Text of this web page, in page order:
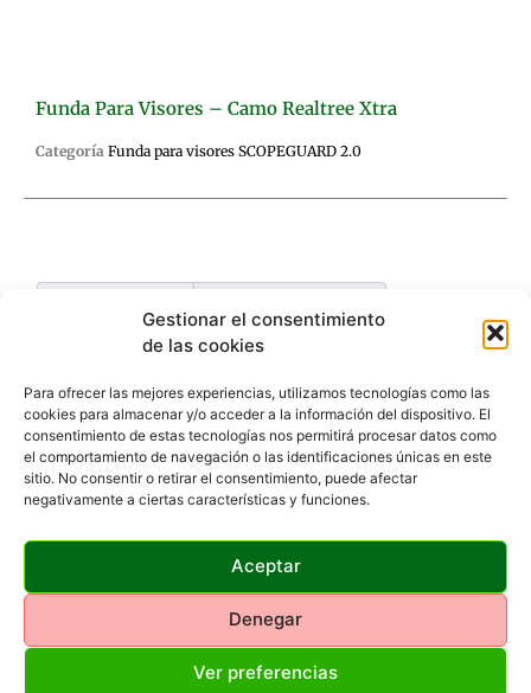
Gestionar el consentimiento
de las cookies
Para ofrecer las mejores experiencias, utilizamos tecnologías como las
cookies para almacenar y/o acceder a la información del dispositivo. El
consentimiento de estas tecnologías nos permitirá procesar datos como
el comportamiento de navegación o las identificaciones únicas en este
sitio. No consentir o retirar el consentimiento, puede afectar
negativamente a ciertas características y funciones.
Aceptar
Denegar
Ver preferencias
Funda Para Visores – Camo Realtree Xtra
Categoría Funda para visores SCOPEGUARD 2.0
Descripción Valoraciones (0)
Descripción
Se coloca fácilmente. Sin velcro, cremalleras, ni cinta
adhesiva.
Ribete elástico que facilita el acceso a la torreta
Repele la humedad, evita rasguños y absorbe
Neopreno de 2,5mm de alta resistencia, con refuerzo
interior de goma y costuras robustas.